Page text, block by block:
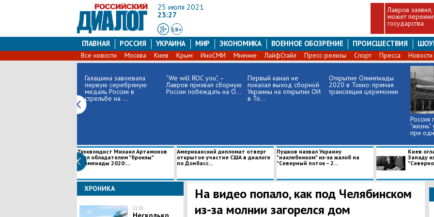
25 июля 2021
23:27
18+
Лавров
может
государства
ГЛАВНАЯ РОССИЯ УКРАИНА МИР ЭКОНОМИКА ВОЕННОЕ ОБОЗРЕНИЕ ПРОИСШЕСТВИЯ
Все новости Москва Киев Крым ИноСМИ Мнение ЛайфСтайл Пресс-релизы Спорт Пресса
Галашина завоевала
первую серебряную
медаль России в
стрельбе на ...
"We will ROC you", –
Лавров призвал сборную
России побеждать на О...
Первый канал не
показал выход сборной
Украины на открытии ОИ
в То...
Открытие Олимпиады
2020 в Токио: прямая
трансляция церемонии
Россия
"жизнь"
при
Тхэквондист Михаил Артамонов
стал обладателем "бронзы"
Олимпиады 2020:...
Американский дипломат отверг
открытое участие США в диалоге
по Донбасс...
Пушков назвал Украину
"нахлебником" из-за жалоб на
"Северный поток – 2...
Киев
Западу
ХРОНИКА
11:55
На видео попало, как под Челябинском
из-за молнии загорелся дом